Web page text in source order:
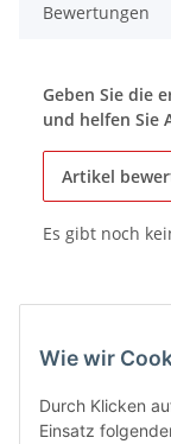
Bewertungen
Geben Sie die
und helfen Sie
Artikel
Es gibt noch
Wie wir
Durch Klicken
Einsatz